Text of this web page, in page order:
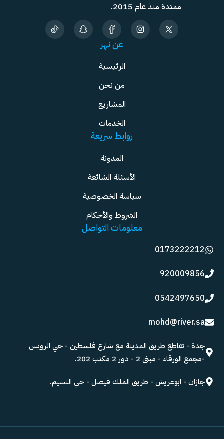
ممتدة منذ عام 2015.
عن نهر
الرئيسية
من نحن
المشاريع
الخدمات
روابط سريعة
المدونة
الأسئلة الشائعة
سياسة الخصوصية
الشروط والأحكام
معلومات التواصل
0173222212
920009856
0542497650
mohd@river.sa
جدة - تقاطع طريق المدينة مع شارع فلسطين - حي الرويس
-مجمع الورقاء - مبنى 2 - دور 2 مكتب 202.
جازان - ابوعريش - طريق الملك فيصل - حي النسيم.